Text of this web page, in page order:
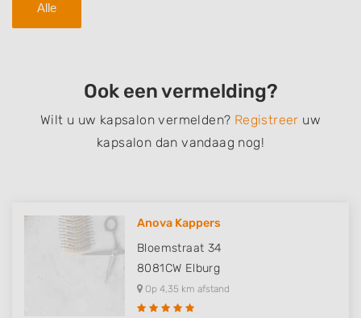
Alle
Ook een vermelding?
Wilt u uw kapsalon vermelden? Registreer uw
kapsalon dan vandaag nog!
Anova Kappers
Bloemstraat 34
8081CW Elburg
Op 4,35 km afstand